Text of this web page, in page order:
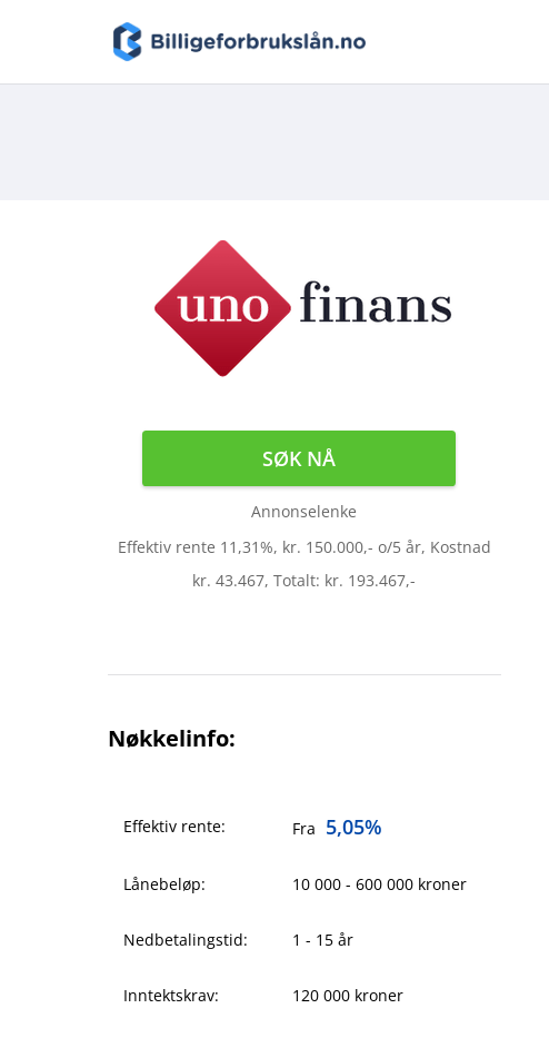
SØK NÅ
Annonselenke
Effektiv rente 11,31%, kr. 150.000,- o/5 år, Kostnad
kr. 43.467, Totalt: kr. 193.467,-
Nøkkelinfo:
Effektiv rente: Fra 5,05%
Lånebeløp: 10 000 - 600 000 kroner
Nedbetalingstid: 1 - 15 år
Inntektskrav: 120 000 kroner